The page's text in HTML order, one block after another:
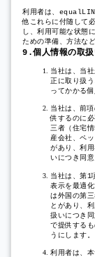
利用者は、
他これらに付随して
し、利用可能な状態
ための準備、方法な
9.個人情報の取
当社は、当
正に取り扱う
ってかかる
当社は、前
供するのに
三者（住宅
産会社、ペ
があり、利
いにつき同意
当社は、第1
表示を最適
は外国の第
とがあり、
扱いにつき
で提供する
うにします。
利用者は、